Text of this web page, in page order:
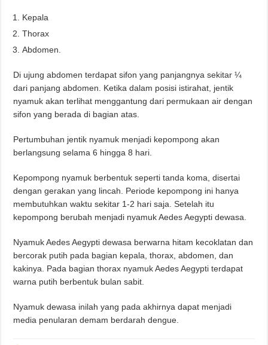
Kepala
Thorax
Abdomen.
Di ujung abdomen terdapat sifon yang panjangnya sekitar ¼
dari panjang abdomen. Ketika dalam posisi istirahat, jentik
nyamuk akan terlihat menggantung dari permukaan air dengan
sifon yang berada di bagian atas.
Pertumbuhan jentik nyamuk menjadi kepompong akan
berlangsung selama 6 hingga 8 hari.
Kepompong nyamuk berbentuk seperti tanda koma, disertai
dengan gerakan yang lincah. Periode kepompong ini hanya
membutuhkan waktu sekitar 1-2 hari saja. Setelah itu
kepompong berubah menjadi nyamuk Aedes Aegypti dewasa.
Nyamuk Aedes Aegypti dewasa berwarna hitam kecoklatan dan
bercorak putih pada bagian kepala, thorax, abdomen, dan
kakinya. Pada bagian thorax nyamuk Aedes Aegypti terdapat
warna putih berbentuk bulan sabit.
Nyamuk dewasa inilah yang pada akhirnya dapat menjadi
media penularan demam berdarah dengue.